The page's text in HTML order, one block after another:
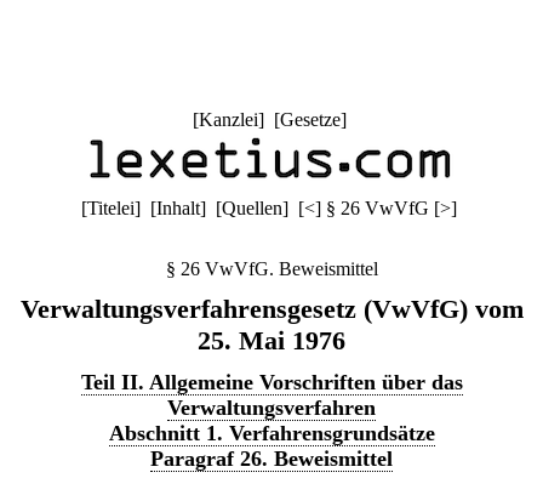
[Kanzlei] [Gesetze]
[Titelei] [Inhalt] [Quellen] [<] § 26 VwVfG [>]
§ 26 VwVfG. Beweismittel
Verwaltungsverfahrensgesetz (VwVfG) vom
25. Mai 1976
Teil II. Allgemeine Vorschriften über das
Verwaltungsverfahren
Abschnitt 1. Verfahrensgrundsätze
Paragraf 26. Beweismittel